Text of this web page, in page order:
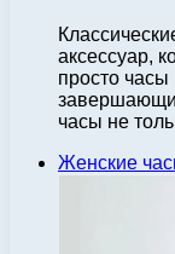
аксессуар,
просто
часы не
Женские